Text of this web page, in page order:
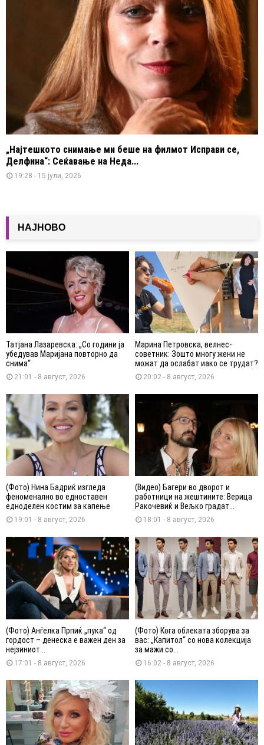
„Најтешкото снимање ми беше на филмот Исправи се,
Делфина“: Сеќавање на Неда...
19:28 - 15 јули, 2026
НАЈНОВО
Татјана Лазаревска: „Со години ја
убедував Маријана повторно да
снима“
21:01 - 8 август, 2026
Марина Петровска, велнес-
советник: Зошто многу жени не
можат да ослабат иако се трудат?
20:02 - 8 август, 2026
(Фото) Нина Бадриќ изгледа
феноменално во едноставен
едноделен костим за капење
19:01 - 8 август, 2026
(Видео) Багери во дворот и
работници на жештините: Верица
Ракочевиќ и Вељко градат...
18:01 - 8 август, 2026
(Фото) Анѓелка Прпиќ „пука“ од
гордост – денеска е важен ден за
нејзиниот...
17:01 - 8 август, 2026
(Фото) Кога облеката зборува за
вас: „Капитол“ со нова колекција
за мажи со...
16:02 - 8 август, 2026